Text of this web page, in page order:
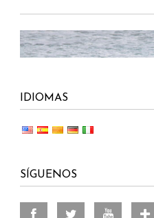
IDIOMAS
SÍGUENOS